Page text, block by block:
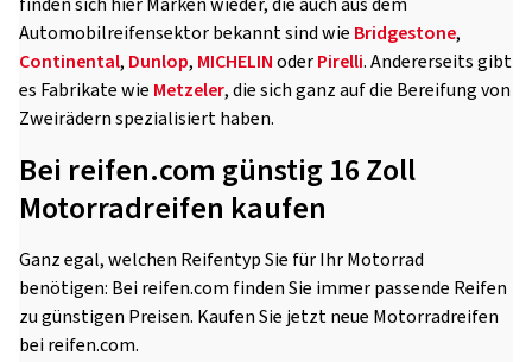
Automobilreifensektor bekannt sind wie Bridgestone,
Continental, Dunlop, MICHELINoderPirelli. Andererseits gibt
es Fabrikate wie Metzeler, die sich ganz auf die Bereifung von
Zweirädern spezialisiert haben.
Bei reifen.com günstig 16 Zoll
Motorradreifen kaufen
Ganz egal, welchen Reifentyp Sie für Ihr Motorrad
benötigen: Bei reifen.com finden Sie immer passende Reifen
zu günstigen Preisen. Kaufen Sie jetzt neue Motorradreifen
bei reifen.com.